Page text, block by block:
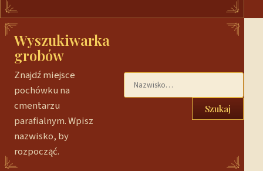
Wyszukiwarka
grobów
Znajdź miejsce
pochówku na
cmentarzu
parafialnym. Wpisz
nazwisko, by
rozpocząć.
Szukaj